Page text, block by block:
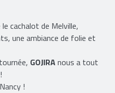
cachalot de Melville,
une ambiance de folie et
GOJIRAnous a tout
!